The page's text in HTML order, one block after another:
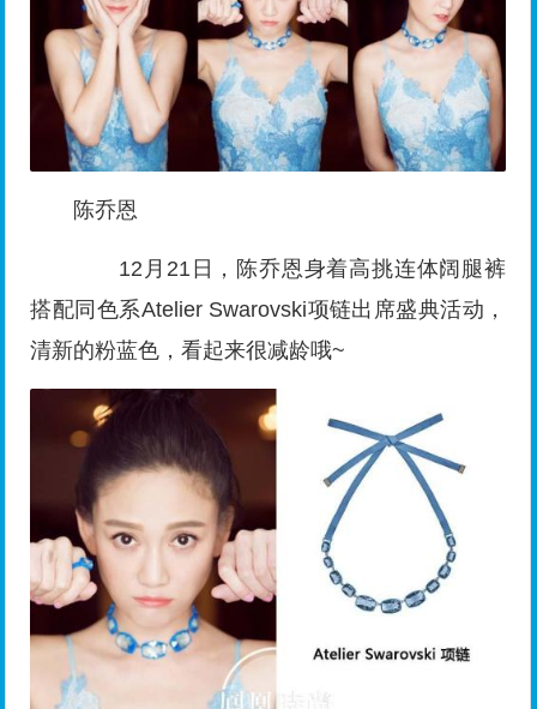
陈乔恩
12月21日，陈乔恩身着高挑连体阔腿裤
搭配同色系Atelier Swarovski项链出席盛典活动，
清新的粉蓝色，看起来很减龄哦~